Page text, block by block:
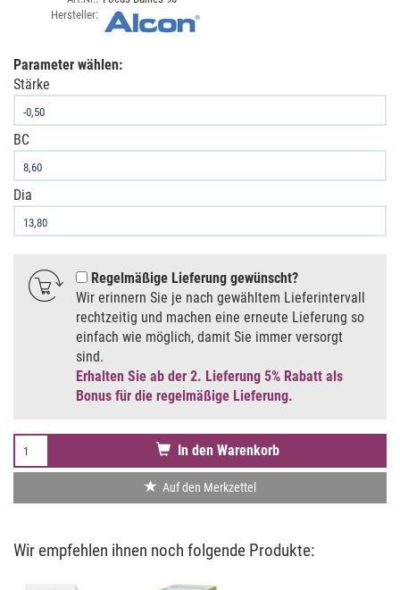
Hersteller:
Parameter wählen:
Stärke
BC
Dia
Regelmäßige Lieferung gewünscht
Wir erinnern Sie je nach gewähltem Lieferintervall
rechtzeitig und machen eine erneute Lieferung so
einfach wie möglich, damit Sie immer versorgt
sind.
Erhalten Sie ab der 2. Lieferung 5% Rabatt als
Bonus für die regelmäßige Lieferung.
In den Warenkorb
Auf den Merkzettel
Wir empfehlen ihnen noch folgende Produkte: